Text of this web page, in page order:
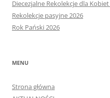
Diecezjalne Rekolekcje dla
Rekolekcje pasyjne 2026
Rok Pański 2026
MENU
Strona główna